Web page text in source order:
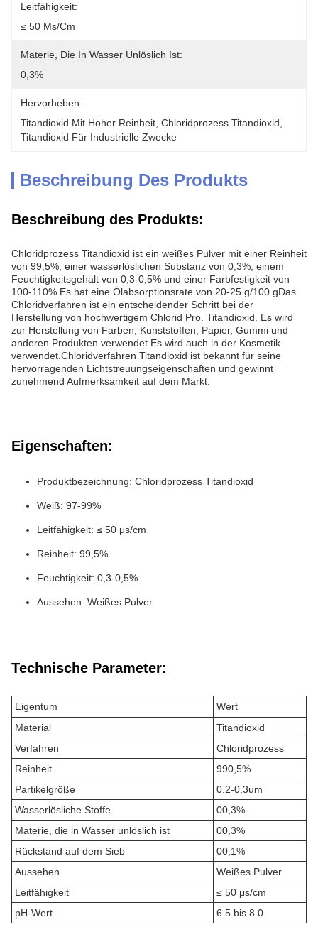
Leitfähigkeit:
≤ 50 Μs/cm
Materie, Die In Wasser Unlöslich Ist:
0,3%
Hervorheben:
Titandioxid Mit Hoher Reinheit Chloridprozess Titandioxid
Titandioxid Für Industrielle Zwecke
Beschreibung Des Produkts
Beschreibung des Produkts:
Chloridprozess Titandioxid ist ein weißes Pulver mit einer Reinheit
von 99,5%, einer wasserlöslichen Substanz von 0,3%, einem
Feuchtigkeitsgehalt von 0,3-0,5% und einer Farbfestigkeit von
100-110%.Es hat eine Ölabsorptionsrate von 20-25 g/100 gDas
Chloridverfahren ist ein entscheidender Schritt bei der
Herstellung von hochwertigem Chlorid Pro. Titandioxid. Es wird
zur Herstellung von Farben, Kunststoffen, Papier, Gummi und
anderen Produkten verwendet.Es wird auch in der Kosmetik
verwendet.Chloridverfahren Titandioxid ist bekannt für seine
hervorragenden Lichtstreuungseigenschaften und gewinnt
zunehmend Aufmerksamkeit auf dem Markt.
Eigenschaften:
Produktbezeichnung: Chloridprozess Titandioxid
Weiß: 97-99%
Leitfähigkeit: ≤ 50 μs/cm
Reinheit: 99,5%
Feuchtigkeit: 0,3-0,5%
Aussehen: Weißes Pulver
Technische Parameter:
Eigentum
Wert
Material
Titandioxid
Verfahren
Chloridprozess
Reinheit
990,5%
Partikelgröße
0.2-0.3um
Wasserlösliche Stoffe
00,3%
Materie, die in Wasser unlöslich ist
00,3%
Rückstand auf dem Sieb
00,1%
Aussehen
Weißes Pulver
Leitfähigkeit
≤ 50 μs/cm
pH-Wert
6.5 bis 8.0